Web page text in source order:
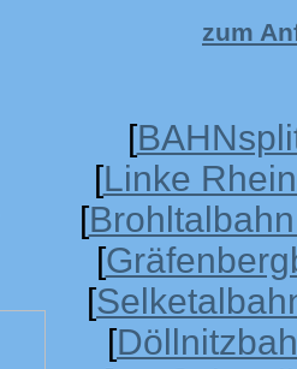
zum
[
[Linke
[
[
[
[